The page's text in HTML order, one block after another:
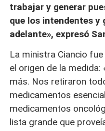
trabajar y generar
que los intendentes y
adelante», expresó
La ministra Ciancio
el origen de la
más. Nos retiraron
medicamentos
medicamentos
lista grande que